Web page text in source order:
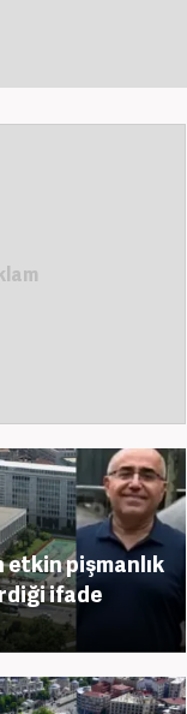
etkin pişmanlık
ifade